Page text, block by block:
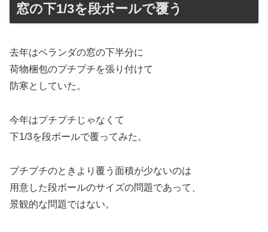
窓の下1/3を段ボールで覆う
去年はベランダの窓の下半分に
荷物梱包のプチプチを張り付けて
防寒としていた。
今年はプチプチじゃなくて
下1/3を段ボールで覆ってみた。
プチプチのときより覆う面積が少ないのは
用意した段ボールのサイズの問題であって、
景観的な問題ではない。